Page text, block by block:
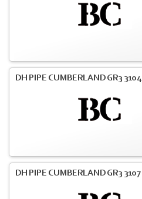
DH PIPE CUMBERLAND GR3 3104
DH PIPE CUMBERLAND GR3 3107